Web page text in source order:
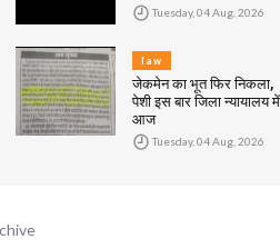
Tuesday, 04 Aug, 2026
law
जेकमेन का भूत फिर निकला,
पेशी इस बार जिला न्यायालय में
आज
Tuesday, 04 Aug, 2026